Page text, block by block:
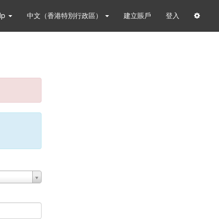
中文（香港特別行政區） 建立賬戶 登入